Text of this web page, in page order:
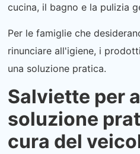
cucina, il bagno e la pulizia
Per le famiglie che
rinunciare all'igiene, i
una soluzione pratica.
Salviette per
soluzione
cura del